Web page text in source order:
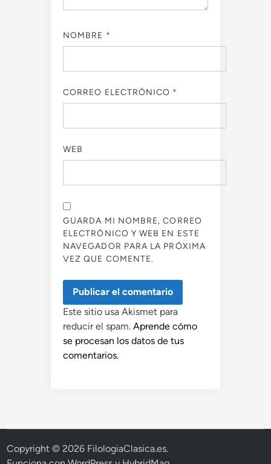
NOMBRE *
CORREO ELECTRÓNICO *
WEB
GUARDA MI NOMBRE, CORREO
ELECTRÓNICO Y WEB EN ESTE
NAVEGADOR PARA LA PRÓXIMA
VEZ QUE COMENTE.
Este sitio usa Akismet para
reducir el spam. Aprende cómo
se procesan los datos de tus
comentarios.
Copyright © 2026 FilologiaClasica.es.